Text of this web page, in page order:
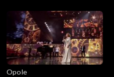
poproś do tańca”. 63. KFPP:
Koncert „Autobiografia.
Jubileusz Bogdana Olewicza”
Opole